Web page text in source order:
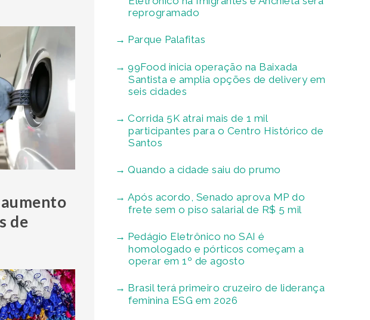
de
reprogramado
Parque Palafitas
99Food inicia operação na Baixada
Santista e amplia opções de delivery em
seis cidades
Corrida 5K atrai mais de 1 mil
participantes para o Centro Histórico de
Santos
Quando a cidade saiu do prumo
Após acordo, Senado aprova MP do
frete sem o piso salarial de R$ 5 mil
Pedágio Eletrônico no SAI é
homologado e pórticos começam a
operar em 1º de agosto
Brasil terá primeiro cruzeiro de liderança
feminina ESG em 2026